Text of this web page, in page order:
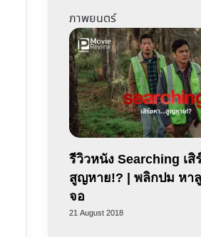
ภาพยนตร์
รีวิวหนัง Searching เ
สูญหาย!? | พลิกปม หา
จอ
21 August 2018